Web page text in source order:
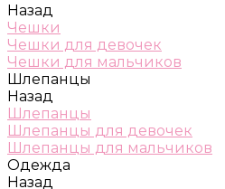
Назад
Чешки
Чешки для девочек
Чешки для мальчиков
Шлепанцы
Назад
Шлепанцы
Шлепанцы для девочек
Шлепанцы для мальчиков
Одежда
Назад